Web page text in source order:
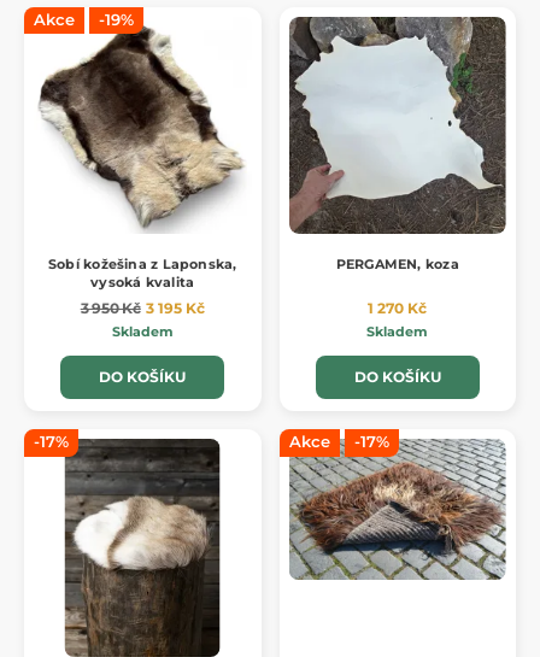
Akce -19%
Sobí kožešina z Laponska,
vysoká kvalita
3 950 Kč 3 195 Kč
Skladem
DO KOŠÍKU
PERGAMEN, koza
1 270 Kč
Skladem
DO KOŠÍKU
-17% Akce -17%